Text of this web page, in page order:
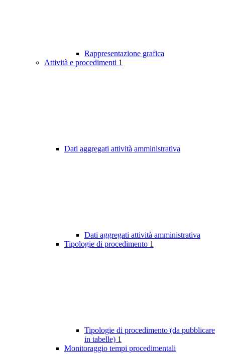
Rappresentazione grafica
Attività e procedimenti 1
Dati aggregati attività amministrativa
Dati aggregati attività amministrativa
Tipologie di procedimento 1
Tipologie di procedimento (da pubblicare
in tabelle) 1
Monitoraggio tempi procedimentali